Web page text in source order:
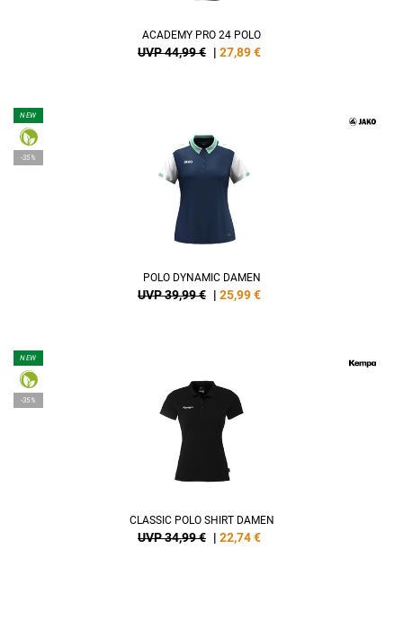
ACADEMY PRO 24 POLO
UVP 44,99 € | 27,89€
NEW
-35%
POLO DYNAMIC DAMEN
UVP 39,99 € | 25,99€
NEW
-35%
CLASSIC POLO SHIRT DAMEN
UVP 34,99 € | 22,74€